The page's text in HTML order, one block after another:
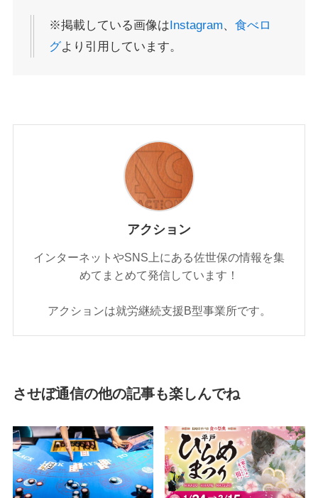
※掲載している画像はInstagram、 食べロ
グより引用しています。
アクション
インターネットやSNS上にある佐世保の情報を集
めてまとめて発信しています！
アクションは就労継続支援B型事業所です。
させぼ通信の他の記事も楽しんでね